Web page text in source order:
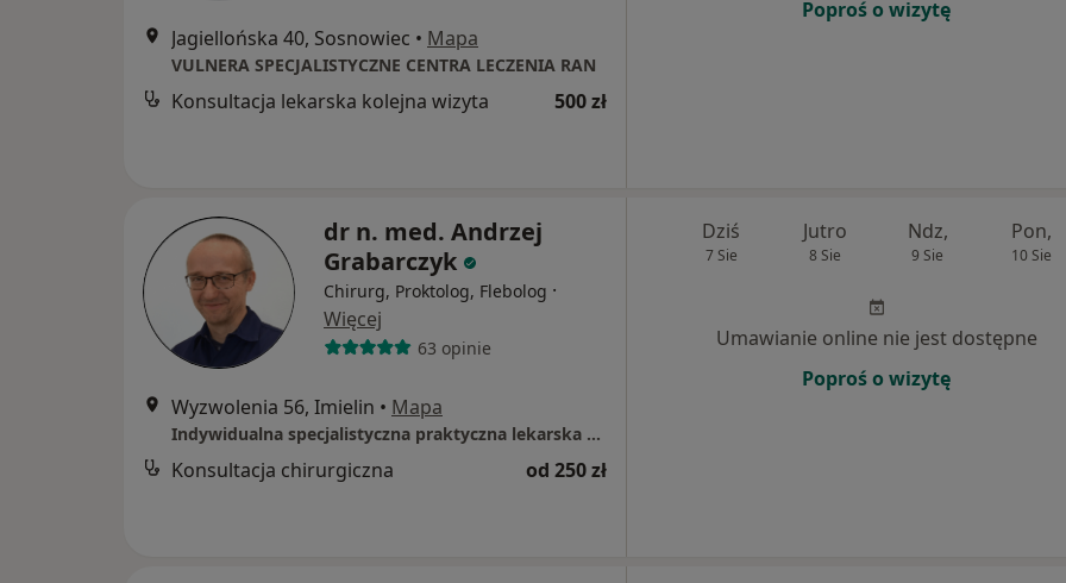
Jagiellońska 40, Sosnowiec • Mapa
VULNERA SPECJALISTYCZNE CENTRA LECZENIA RAN
Konsultacja lekarska kolejna wizyta 500 zł
Poproś o wizytę
dr n. med. Andrzej
Grabarczyk
Chirurg, Proktolog, Flebolog ·
Więcej
63 opinie
Wyzwolenia 56, Imielin • Mapa
Indywidualna specjalistyczna praktyczna lekarska MEDICA Andrzej Grabarczyk
Konsultacja chirurgiczna od 250 zł
Dziś
7 Sie
Jutro
8 Sie
Ndz,
9 Sie
Pon,
10 Sie
Umawianie online nie jest dostępne
Poproś o wizytę